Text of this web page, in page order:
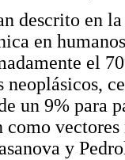
descrito en
en
el
un 9% para
y